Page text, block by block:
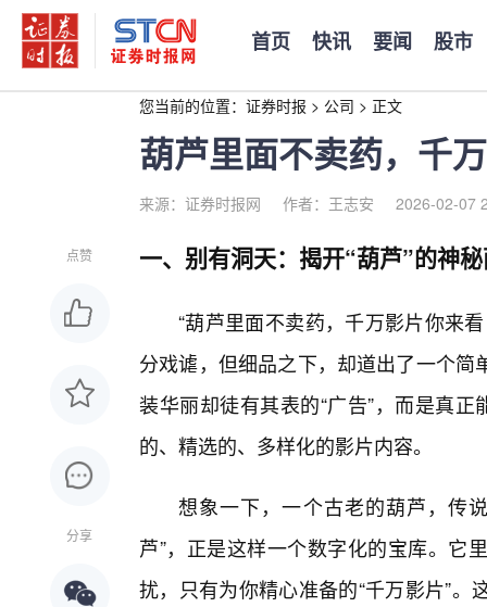
首页 快讯 要闻 股市
您当前的位置： 证券时报 > 公司 > 正文
葫芦里面不卖药，千
来源：证券时报网 作者：王志安 2026-02-07
点赞
分享
一、别有洞天：揭开“葫芦”的神
“葫芦里面不卖药，千万影片你来
分戏谑，但细品之下，却道出了一个
装华丽却徒有其表的“广告”，而是真
的、精选的、多样化的影片内容。
想象一下，一个古老的葫芦，传
芦”，正是这样一个数字化的宝库。它
扰，只有为你精心准备的“千万影片”